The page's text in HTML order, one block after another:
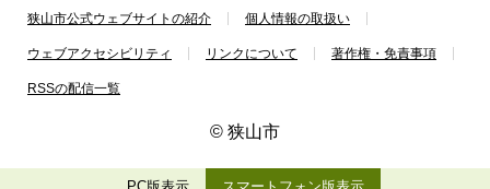
狭山市公式ウェブサイトの紹介 個人情報の取扱い
ウェブアクセシビリティ リンクについて 著作権・免責事項
RSSの配信一覧
© 狭山市